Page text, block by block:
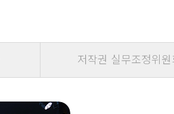
저작권 실무조정위